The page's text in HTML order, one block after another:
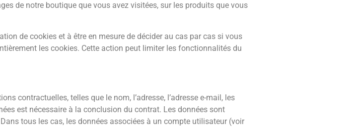
de notre boutique que vous avez visitées, sur les produits que vous
de cookies et à être en mesure de décider au cas par cas si vous
les cookies. Cette action peut limiter les fonctionnalités du
contractuelles, telles que le nom, l’adresse, l’adresse e-mail, les
est nécessaire à la conclusion du contrat. Les données sont
tous les cas, les données associées à un compte utilisateur (voir